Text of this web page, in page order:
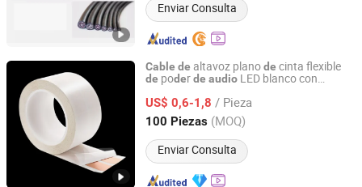
Enviar Consulta
Cable de altavoz planode cinta flexible
de poderde audio LED blanco con
US$ 0,6-1,8 / Pieza
100 Piezas (MOQ)
Enviar Consulta
Hangzhou FrankEver Imp. & Exp. Co., Ltd.
Zhejiang, China Desde 2004